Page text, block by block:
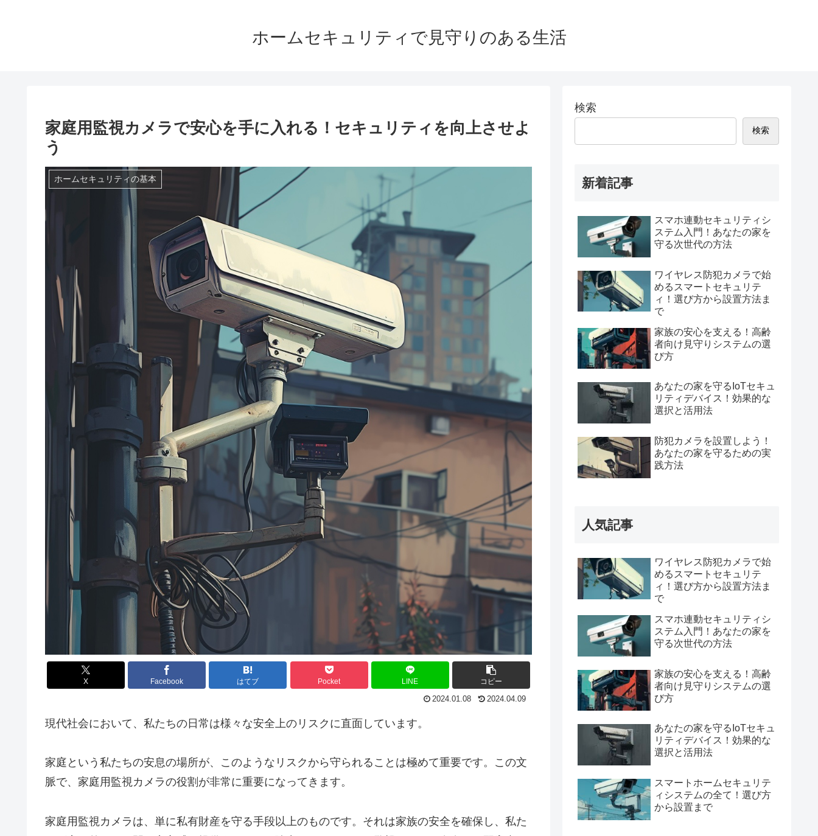
ホームセキュリティで見守りのある生活
家庭用監視カメラで安心を手に入れる！セキュリティを向上させよ
う
ホームセキュリティの基本
X Facebook はてブ Pocket LINE コピー
2024.01.08 2024.04.09
現代社会において、私たちの日常は様々な安全上のリスクに直面しています。
家庭という私たちの安息の場所が、このようなリスクから守られることは極めて重要です。この文
脈で、家庭用監視カメラの役割が非常に重要になってきます。
家庭用監視カメラは、単に私有財産を守る手段以上のものです。それは家族の安全を確保し、私た
検索
検索
新着記事
スマホ連動セキュリティシ
ステム入門！あなたの家を
守る次世代の方法
ワイヤレス防犯カメラで始
めるスマートセキュリテ
ィ！選び方から設置方法ま
で
家族の安心を支える！高齢
者向け見守りシステムの選
び方
あなたの家を守るIoTセキュ
リティデバイス！効果的な
選択と活用法
防犯カメラを設置しよう！
あなたの家を守るための実
践方法
人気記事
ワイヤレス防犯カメラで始
めるスマートセキュリテ
ィ！選び方から設置方法ま
で
スマホ連動セキュリティシ
ステム入門！あなたの家を
守る次世代の方法
家族の安心を支える！高齢
者向け見守りシステムの選
び方
あなたの家を守るIoTセキュ
リティデバイス！効果的な
選択と活用法
スマートホームセキュリテ
ィシステムの全て！選び方
から設置まで